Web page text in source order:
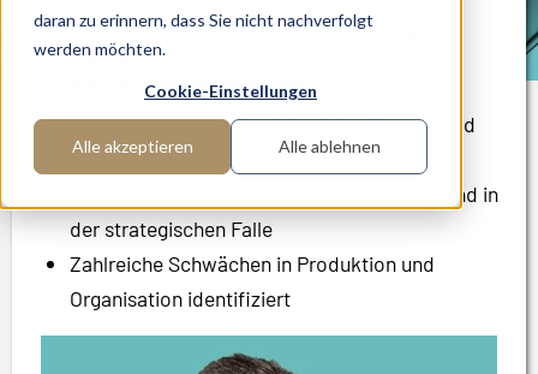
daran zu erinnern, dass Sie nicht nachverfolgt
werden möchten.
Cookie-Einstellungen
Alle akzeptieren Alle ablehnen
erfolgreicher Turnaround
nach Liquiditätskrise
Neuausrichtung und erfolgreicher Turnaround
nach Liquiditätskrise
Unternehmensgruppe bestandsgefährdet und in
der strategischen Falle
Zahlreiche Schwächen in Produktion und
Organisation identifiziert